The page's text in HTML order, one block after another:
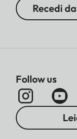
Recedi
Follow us